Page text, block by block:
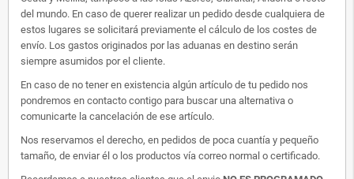
del mundo. En caso de querer realizar un pedido desde cualquiera de
estos lugares se solicitará previamente el cálculo de los costes de
envío. Los gastos originados por las aduanas en destino serán
siempre asumidos por el cliente.
En caso de no tener en existencia algún artículo de tu pedido nos
pondremos en contacto contigo para buscar una alternativa o
comunicarte la cancelación de ese artículo.
Nos reservamos el derecho, en pedidos de poca cuantía y pequeño
tamaño, de enviar él o los productos vía correo normal o certificado.